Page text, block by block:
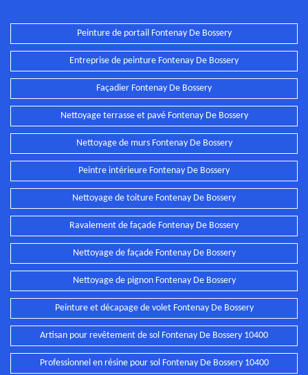
Peinture de portail Fontenay De Bossery
Entreprise de peinture Fontenay De Bossery
Façadier Fontenay De Bossery
Nettoyage terrasse et pavé Fontenay De Bossery
Nettoyage de murs Fontenay De Bossery
Peintre intérieure Fontenay De Bossery
Nettoyage de toiture Fontenay De Bossery
Ravalement de façade Fontenay De Bossery
Nettoyage de façade Fontenay De Bossery
Nettoyage de pignon Fontenay De Bossery
Peinture et décapage de volet Fontenay De Bossery
Artisan pour revêtement de sol Fontenay De Bossery 10400
Professionnel en résine pour sol Fontenay De Bossery 10400